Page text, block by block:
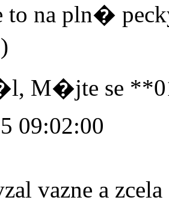
to na pln�
M�jte se
09:02:00
vazne a